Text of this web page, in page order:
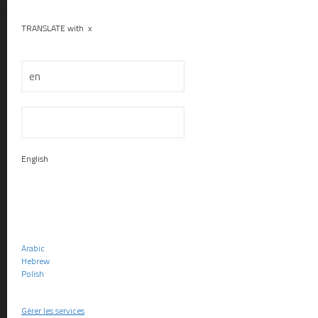
TRANSLATE with x
English
Arabic
Hebrew
Polish
Bulgarian
Gérer les services
Nous contacter
© 2023 ADLR